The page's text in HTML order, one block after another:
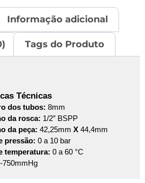
Informação adicional
Tags do Produto
Técnicas
dos tubos: 8mm
da rosca: 1/2″ BSPP
da peça: 42,25mm X 44,4mm
pressão: 0 a 10 bar
temperatura: 0 a 60 °C
-750mmHg